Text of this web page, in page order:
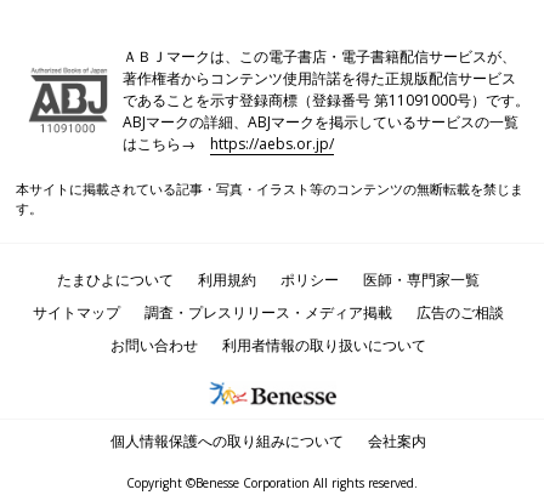
ＡＢＪマークは、この電子書店・電子書籍配信サービスが、
著作権者からコンテンツ使用許諾を得た正規版配信サービス
であることを示す登録商標（登録番号 第11091000号）です。
ABJマークの詳細、ABJマークを掲示しているサービスの一覧
はこちら→https://aebs.or.jp/
本サイトに掲載されている記事・写真・イラスト等のコンテンツの無断転載を禁じま
す。
たまひよについて 利用規約 ポリシー
医師・専門家一覧
サイトマップ
調査・プレスリリース・メディア掲載
広告のご相談
お問い合わせ
利用者情報の取り扱いについて
個人情報保護への取り組みについて 会社案内
Copyright ©Benesse Corporation All rights reserved.